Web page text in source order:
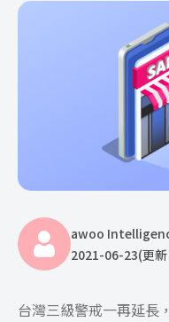
awoo
2021-06-23(更
台灣三級警戒一再延長